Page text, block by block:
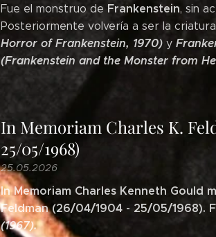
Fue el monstruo de Frankenstein, sin
Posteriormente volvería a ser la
Horror of Frankenstein, 1970) y
(Frankenstein and the Monster from
In Memoriam Charles K.
25/05/1968)
25.05.2026
In Memoriam Charles Kenneth Gould
Feldman (26/04/1904 - 25/05/1968).
(1967).